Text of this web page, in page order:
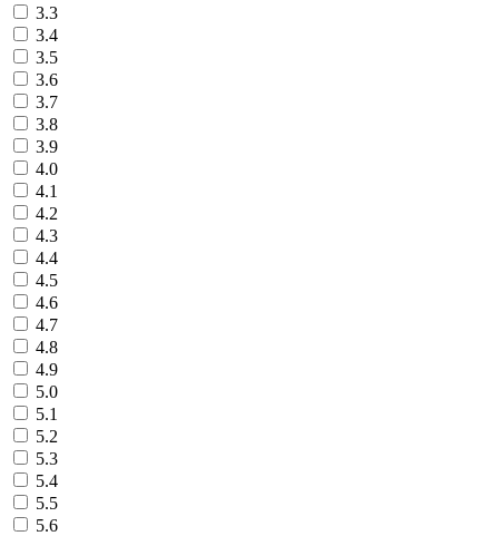
3.3
3.4
3.5
3.6
3.7
3.8
3.9
4.0
4.1
4.2
4.3
4.4
4.5
4.6
4.7
4.8
4.9
5.0
5.1
5.2
5.3
5.4
5.5
5.6